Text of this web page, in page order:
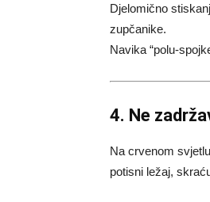
Djelomično
zupčanike.
Navika “polu-
4. Ne
Na crvenom
potisni ležaj,